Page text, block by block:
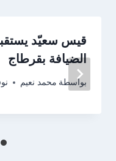
قيس سعيّد
الضيافة بقرطاج
بواسطة محمد نعيم